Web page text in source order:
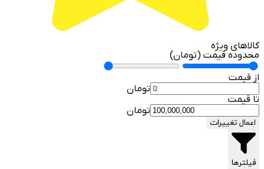
کالاهای ویژه
محدوده قیمت (تومان)
از قیمت
تومان
تا قیمت
تومان
اعمال تغییرات
فیلترها